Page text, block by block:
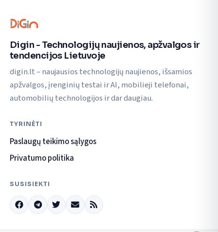
Digin - Technologijų naujienos, apžvalgos ir
tendencijos Lietuvoje
digin.lt – naujausios technologijų naujienos, išsamios
apžvalgos, įrenginių testai ir AI, mobilieji telefonai,
automobilių technologijos ir dar daugiau.
TYRINĖTI
Paslaugų teikimo sąlygos
Privatumo politika
SUSISIEKTI